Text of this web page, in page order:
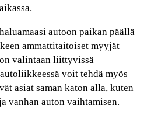
autoon paikan päällä
ammattitaitoiset myyjät
valintaan liittyvissä
voit tehdä myös
asiat saman katon alla, kuten
vanhan auton vaihtamisen.